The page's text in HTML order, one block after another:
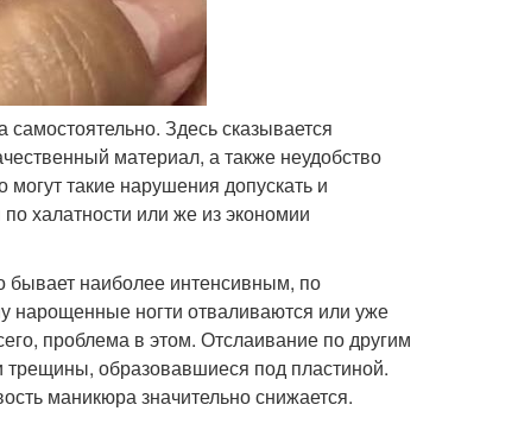
Здесь сказывается
материал, а также неудобство
такие нарушения допускать и
халатности или же из экономии
бывает наиболее интенсивным, по
нарощенные ногти отваливаются или уже
проблема в этом. Отслаивание по другим
трещины, образовавшиеся под пластиной.
маникюра значительно снижается.